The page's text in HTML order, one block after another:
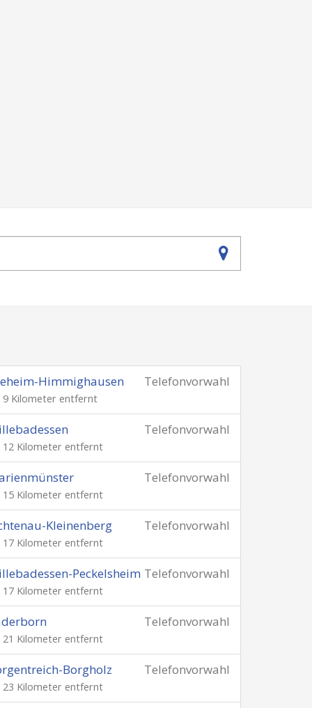
Telefonvorwahl
Himmighausen
9 Kilometer entfernt
Telefonvorwahl
12 Kilometer entfernt
Telefonvorwahl
15 Kilometer entfernt
Telefonvorwahl
Kleinenberg
17 Kilometer entfernt
Telefonvorwahl
Peckelsheim
17 Kilometer entfernt
Telefonvorwahl
21 Kilometer entfernt
Telefonvorwahl
Borgholz
23 Kilometer entfernt